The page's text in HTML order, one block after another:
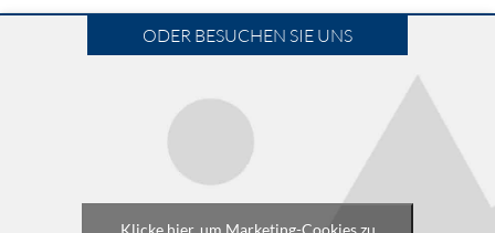
ODER BESUCHEN SIE UNS